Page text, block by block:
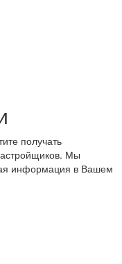
получать
Мы
информация в Вашем